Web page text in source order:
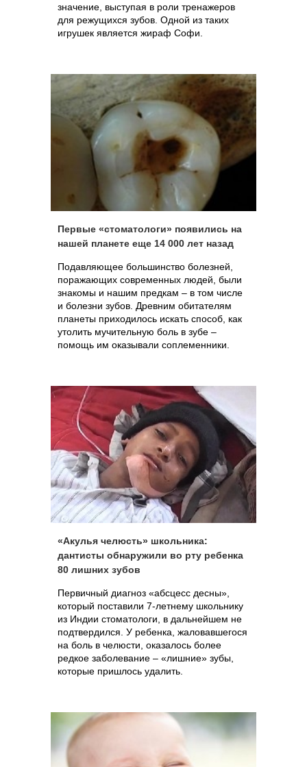
значение, выступая в роли тренажеров
для режущихся зубов. Одной из таких
игрушек является жираф Софи.
Первые «стоматологи» появились на
нашей планете еще 14 000 лет назад
Подавляющее большинство болезней,
поражающих современных людей, были
знакомы и нашим предкам – в том числе
и болезни зубов. Древним обитателям
планеты приходилось искать способ, как
утолить мучительную боль в зубе –
помощь им оказывали соплеменники.
«Акулья челюсть» школьника:
дантисты обнаружили во рту ребенка
80 лишних зубов
Первичный диагноз «абсцесс десны»,
который поставили 7-летнему школьнику
из Индии стоматологи, в дальнейшем не
подтвердился. У ребенка, жаловавшегося
на боль в челюсти, оказалось более
редкое заболевание – «лишние» зубы,
которые пришлось удалить.